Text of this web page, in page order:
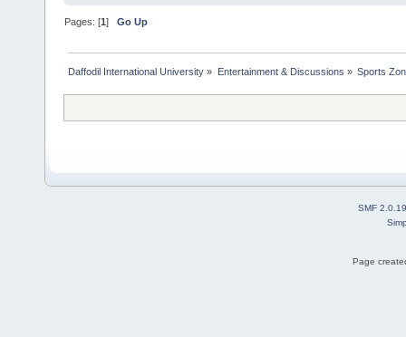
Pages: [1]Go Up
Daffodil International University » Entertainment & Discussions » Sports
SMF 2.0.19
Page